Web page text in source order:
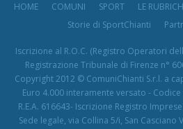
HOME COMUNI SPORT LE
Storie di SportChianti
Iscrizione al R.O.C. (Registro Operatori
Registrazione Tribunale di Firenze n°
Copyright 2012 © ComuniChianti S.r.l. a
Euro 4.000 interamente versato -
R.E.A. 616643- Iscrizione Registro
Sede legale, via Collina 5/i, San Casciano